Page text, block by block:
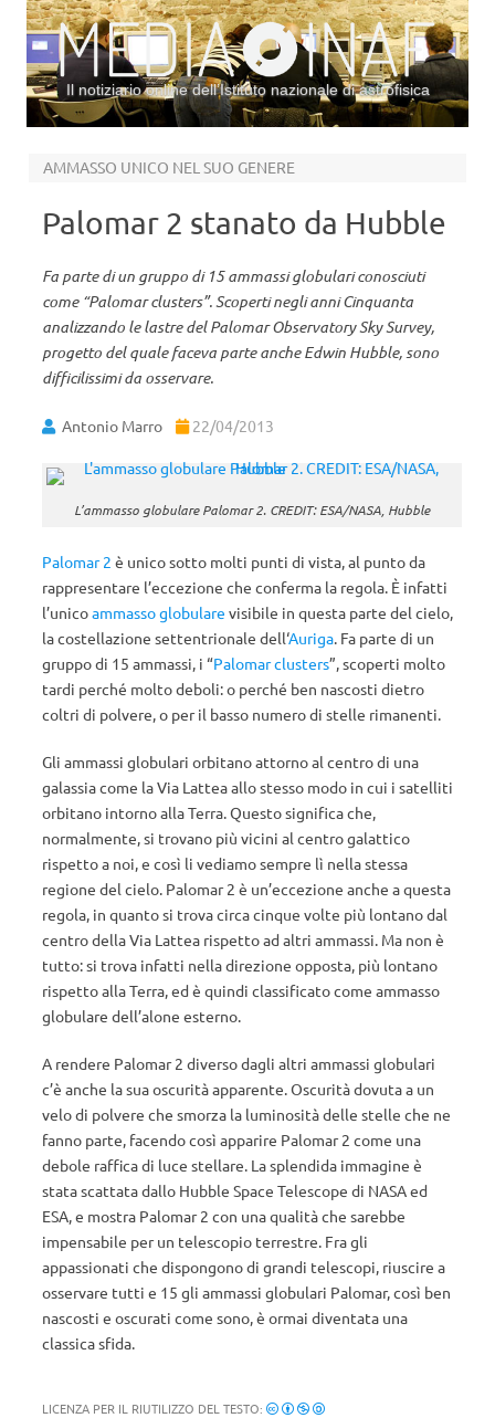
Il notiziario online dell’Istituto nazionale di astrofisica
AMMASSO UNICO NEL SUO GENERE
Palomar 2 stanato da Hubble
Fa parte di un gruppo di 15 ammassi globulari conosciuti
come “Palomar clusters”. Scoperti negli anni Cinquanta
analizzando le lastre del Palomar Observatory Sky Survey,
progetto del quale faceva parte anche Edwin Hubble, sono
difficilissimi da osservare.
Antonio Marro 22/04/2013
L’ammasso globulare Palomar 2. CREDIT: ESA/NASA, Hubble
Palomar 2 è unico sotto molti punti di vista, al punto da
rappresentare l’eccezione che conferma la regola. È infatti
l’unicoammasso globulare visibile in questa parte del cielo,
la costellazione settentrionale dell‘Auriga. Fa parte di un
gruppo di 15 ammassi, i “Palomar clusters”, scoperti molto
tardi perché molto deboli: o perché ben nascosti dietro
coltri di polvere, o per il basso numero di stelle rimanenti.
Gli ammassi globulari orbitano attorno al centro di una
galassia come la Via Lattea allo stesso modo in cui i satelliti
orbitano intorno alla Terra. Questo significa che,
normalmente, si trovano più vicini al centro galattico
rispetto a noi, e così li vediamo sempre lì nella stessa
regione del cielo. Palomar 2 è un’eccezione anche a questa
regola, in quanto si trova circa cinque volte più lontano dal
centro della Via Lattea rispetto ad altri ammassi. Ma non è
tutto: si trova infatti nella direzione opposta, più lontano
rispetto alla Terra, ed è quindi classificato come ammasso
globulare dell’alone esterno.
A rendere Palomar 2 diverso dagli altri ammassi globulari
c’è anche la sua oscurità apparente. Oscurità dovuta a un
velo di polvere che smorza la luminosità delle stelle che ne
fanno parte, facendo così apparire Palomar 2 come una
debole raffica di luce stellare. La splendida immagine è
stata scattata dallo Hubble Space Telescope di NASA ed
ESA, e mostra Palomar 2 con una qualità che sarebbe
impensabile per un telescopio terrestre. Fra gli
appassionati che dispongono di grandi telescopi, riuscire a
osservare tutti e 15 gli ammassi globulari Palomar, così ben
nascosti e oscurati come sono, è ormai diventata una
classica sfida.
LICENZA PER IL RIUTILIZZO DEL TESTO: